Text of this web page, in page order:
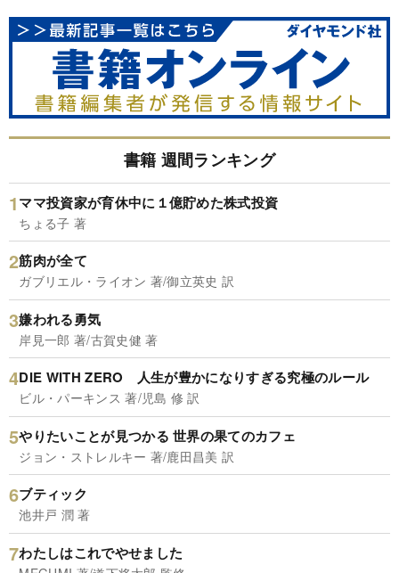
書籍 週間ランキング
ママ投資家が育休中に１億貯めた株式投資
ちょる子 著
筋肉が全て
ガブリエル・ライオン 著/御立英史 訳
嫌われる勇気
岸見一郎 著/古賀史健 著
DIE WITH ZERO 人生が豊かになりすぎる究極のルール
ビル・パーキンス 著/児島 修 訳
やりたいことが見つかる 世界の果てのカフェ
ジョン・ストレルキー 著/鹿田昌美 訳
ブティック
池井戸 潤 著
わたしはこれでやせました